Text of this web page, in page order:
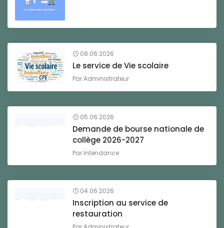
08.06.2026
Le service de Vie scolaire
ParAdministrateur
05.06.2026
Demande de bourse nationale de
collège 2026-2027
Par Intendance
04.06.2026
Inscription au service de
restauration